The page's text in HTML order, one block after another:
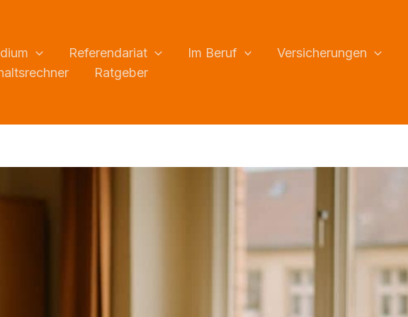
Referendariat Im Beruf Versicherungen
Ratgeber